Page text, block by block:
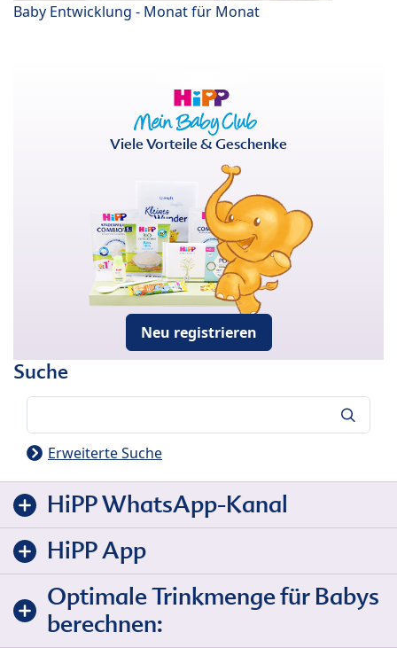
Baby Entwicklung - Monat für Monat
Viele Vorteile & Geschenke
Neu registrieren
Suche
Erweiterte Suche
HiPP WhatsApp-Kanal
HiPP App
Optimale Trinkmenge für Babys
berechnen: